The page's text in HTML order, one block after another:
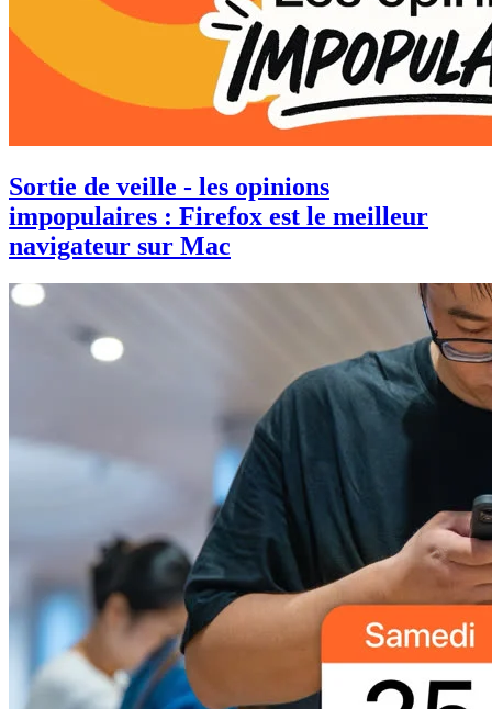
Sortie de veille - les opinions
impopulaires : Firefox est le meilleur
navigateur sur Mac